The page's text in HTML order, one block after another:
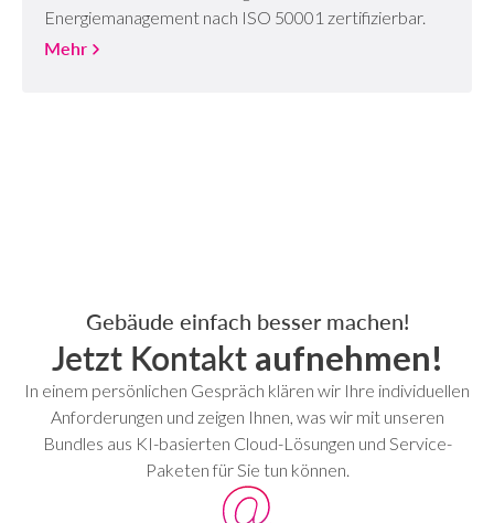
Energiemanagement nach ISO 50001 zertifizierbar.
Mehr
Gebäude einfach besser machen!
Jetzt Kontakt aufnehmen!
In einem persönlichen Gespräch klären wir Ihre individuellen
Anforderungen und zeigen Ihnen, was wir mit unseren
Bundles aus KI-basierten Cloud-Lösungen und Service-
Paketen für Sie tun können.